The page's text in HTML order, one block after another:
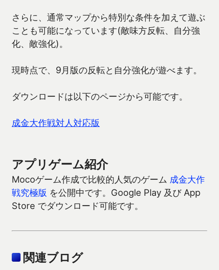
さらに、通常マップから特別な条件を加えて遊ぶ
ことも可能になっています(敵味方反転、自分強
化、敵強化)。
現時点で、9月版の反転と自分強化が遊べます。
ダウンロードは以下のページから可能です。
成金大作戦対人対応版
アプリゲーム紹介
Mocoゲーム作成で比較的人気のゲーム 成金大作
戦究極版 を公開中です。Google Play 及び App
Store でダウンロード可能です。
関連ブログ